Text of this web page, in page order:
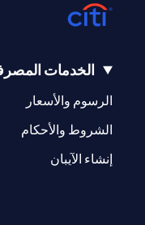
الخدمات
الرسوم والأسعار
الشروط والأحكام
إنشاء الآيبان tab